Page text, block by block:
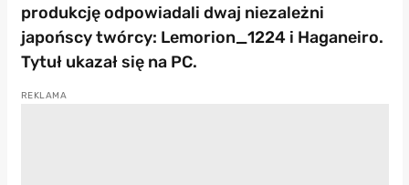
produkcję odpowiadali dwaj niezależni
japońscy twórcy: Lemorion_1224 i Haganeiro.
Tytuł ukazał się na PC.